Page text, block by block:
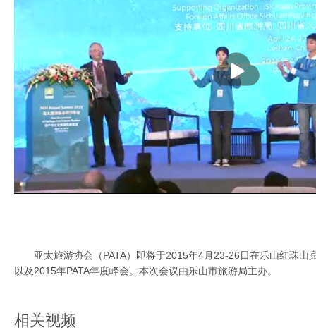
亚太旅游协会（PATA）即将于2015年4月23-26日在乐山红珠山
以及2015年PATA年度峰会。本次会议由乐山市旅游局主办。
相关视频